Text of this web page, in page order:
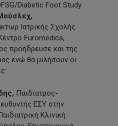
Diabetic Foot Study
Ιατρικής Σχολής
Euromedica,
προήδρευσε και της
ενώ θα μιλήσουν οι
Παιδίατρος-
ΕΣΥ στην
Κλινική